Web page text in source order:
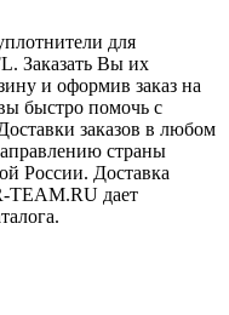
для
Заказать Вы их
и оформив заказ на
быстро помочь с
заказов в любом
страны
России. Доставка
TEAM.RU дает